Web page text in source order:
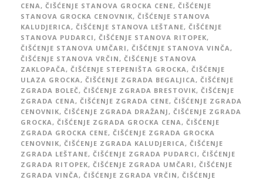
CENA , ČIŠĆENJE STANOVA GROCKA CENE, ČIŠĆENJE
STANOVA GROCKA CENOVNIK, ČIŠĆENJE STANOVA
KALUDJERICA , ČIŠĆENJE STANOVA LEŠTANE, ČIŠĆENJE
STANOVA PUDARCI , ČIŠĆENJE STANOVA RITOPEK,
ČIŠĆENJE STANOVA UMČARI , ČIŠĆENJE STANOVA VINČA ,
ČIŠĆENJE STANOVA VRČIN , ČIŠĆENJE STANOVA
ZAKLOPAČA , ČIŠĆENJE STEPENIŠTA GROCKA , ČIŠĆENJE
ULAZA GROCKA , ČIŠĆENJE ZGRADA BEGALJICA , ČIŠĆENJE
ZGRADA BOLEČ, ČIŠĆENJE ZGRADA BRESTOVIK, ČIŠĆENJE
ZGRADA CENA , ČIŠĆENJE ZGRADA CENE, ČIŠĆENJE ZGRADA
CENOVNIK, ČIŠĆENJE ZGRADA DRAŽANJ , ČIŠĆENJE ZGRADA
GROCKA , ČIŠĆENJE ZGRADA GROCKA CENA , ČIŠĆENJE
ZGRADA GROCKA CENE, ČIŠĆENJE ZGRADA GROCKA
CENOVNIK, ČIŠĆENJE ZGRADA KALUDJERICA , ČIŠĆENJE
ZGRADA LEŠTANE, ČIŠĆENJE ZGRADA PUDARCI , ČIŠĆENJE
ZGRADA RITOPEK, ČIŠĆENJE ZGRADA UMČARI , ČIŠĆENJE
ZGRADA VINČA , ČIŠĆENJE ZGRADA VRČIN , ČIŠĆENJE